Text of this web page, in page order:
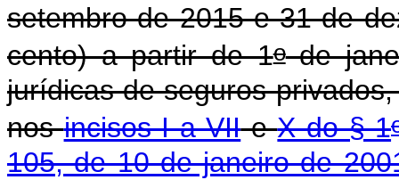
setembro de 2015 e 31 de
cento) a partir de 1ode
jurídicas de seguros
nosincisos I a VIIeX do § 1
105, de 10 de janeiro de